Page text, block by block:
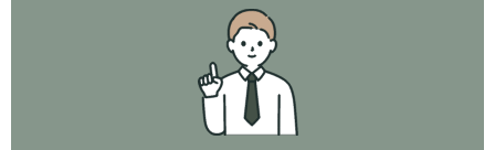
אנחנו פועלים בשיטת המהפך - לא רצים ישר לקנות נכסים
"מניבים". קודם כל מגיעים למספר האישי של הלקוח, באמצעות
עסקאות פליפ ולפי חוק ה-300 - ורק אז משקיעים בנכס מניב.